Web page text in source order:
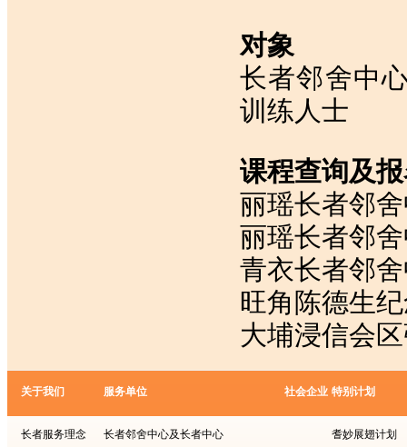
对象
长者邻舍中
训练人士
课程查询及
丽瑶长者邻舍
丽瑶长者邻
青衣长者邻舍
旺角陈德生
大埔浸信会
关于我们
长者服务理念
服务单位
长者邻舍中心及长者中心
社会企业 特别计划
耆妙展翅计划